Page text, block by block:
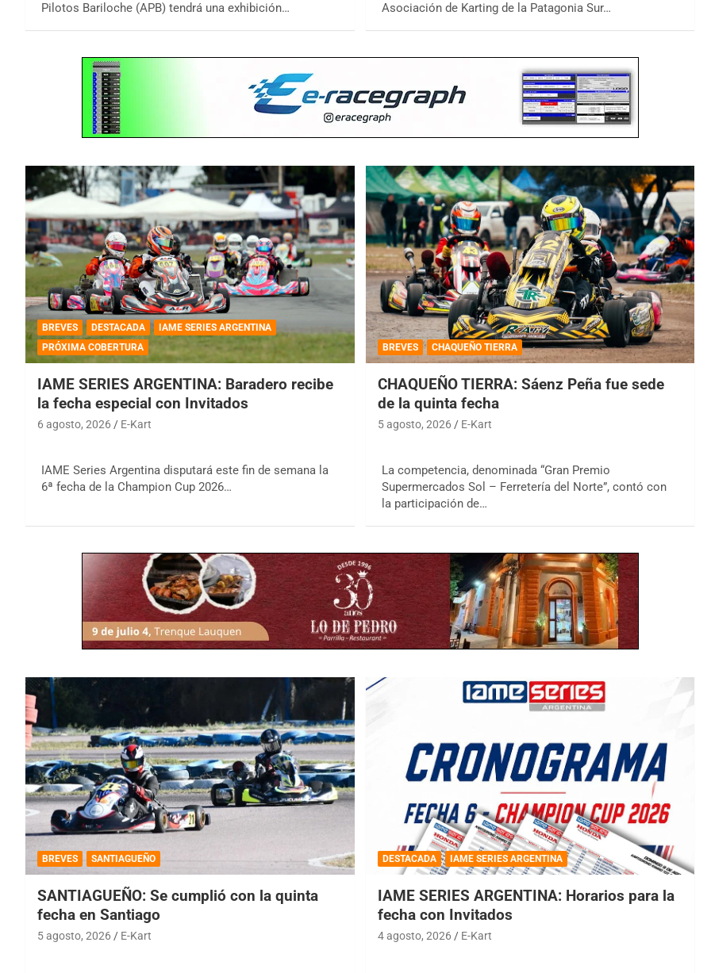
Pilotos Bariloche (APB) tendrá una exhibición…
Asociación de Karting de la Patagonia Sur…
BREVES DESTACADA
IAME SERIES ARGENTINA
PRÓXIMA COBERTURA
IAME SERIES ARGENTINA: Baradero recibe
la fecha especial con Invitados
6 agosto, 2026 E-Kart
IAME Series Argentina disputará este fin de semana la
6ª fecha de la Champion Cup 2026…
BREVES CHAQUEÑO TIERRA
CHAQUEÑO TIERRA: Sáenz Peña fue sede
de la quinta fecha
5 agosto, 2026 E-Kart
La competencia, denominada “Gran Premio
Supermercados Sol – Ferretería del Norte”, contó con
la participación de…
BREVES SANTIAGUEÑO
SANTIAGUEÑO: Se cumplió con la quinta
fecha en Santiago
5 agosto, 2026 E-Kart
DESTACADA IAME SERIES ARGENTINA
IAME SERIES ARGENTINA: Horarios para la
fecha con Invitados
4 agosto, 2026 E-Kart